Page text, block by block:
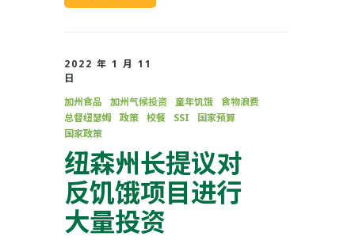
2022 年 1 月 11
日
加州食品
加州气候投资 童年饥饿
食物浪费
总督纽瑟姆
政策 校餐 SSI
国家预算
国家政策
纽森州长提议对
反饥饿项目进行
大量投资